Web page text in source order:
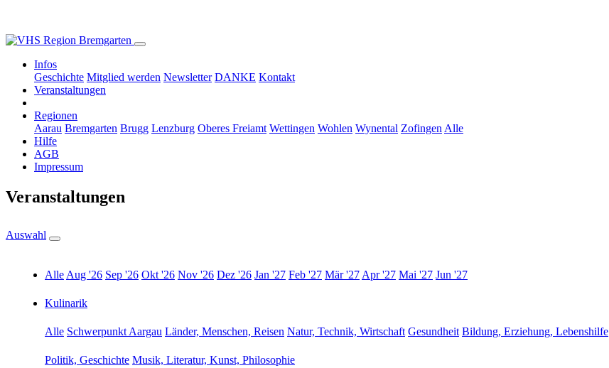
Infos
Geschichte Mitglied werden Newsletter DANKE Kontakt
Veranstaltungen
Regionen
Aarau Bremgarten Brugg Lenzburg Oberes Freiamt Wettingen Wohlen Wynental Zofingen Alle
Hilfe
AGB
Impressum
Veranstaltungen
Auswahl
Alle Aug '26 Sep '26 Okt '26 Nov '26 Dez '26 Jan '27 Feb '27 Mär '27 Apr '27 Mai '27 Jun '27
Kulinarik
Alle Schwerpunkt Aargau Länder, Menschen, Reisen Natur, Technik, Wirtschaft Gesundheit Bildung, Erziehung, Lebenshilfe
Politik, Geschichte Musik, Literatur, Kunst, Philosophie